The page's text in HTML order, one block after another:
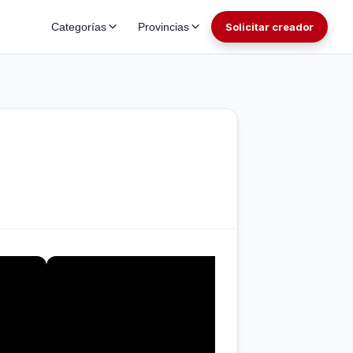
Categorías Provincias Solicitar creador